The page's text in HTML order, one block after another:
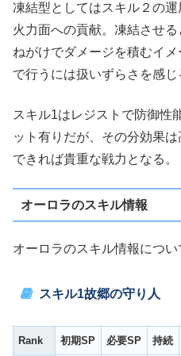
凍結型としてはスキル２の
火力面への貢献。凍結させ
ねがけでダメージを積むイ
で行うには扱いずらさを感じ
スキル1はレジストで防御性
ット有りだが、その分効果
できれば貴重な戦力となる。
オーロラのスキル情報
オーロラのスキル情報につい
スキル1故郷の守り人
Rank 初期SP 必要SP 持続